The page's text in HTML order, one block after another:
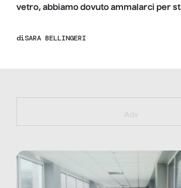
vetro, abbiamo dovuto ammalarci per
diSARA BELLINGERI
https://bit.ly/muster_aggiornamento
Adv